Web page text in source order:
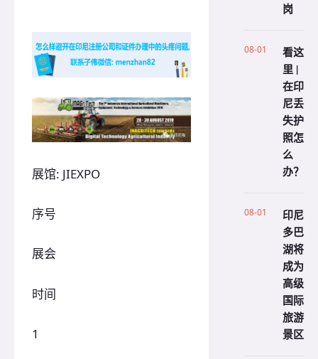
展馆: JIEXPO
序号
展会
时间
1
岗
08-01
看这
里 |
在印
尼丢
失护
照怎
么
办？
08-01
印尼
多巴
湖将
成为
高级
国际
旅游
景区